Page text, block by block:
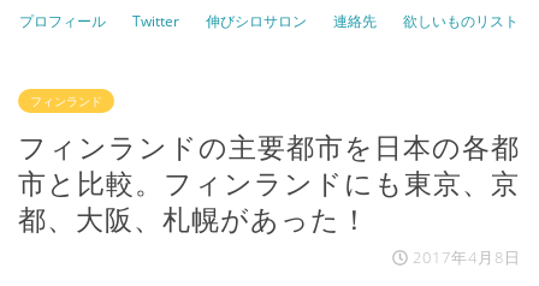
プロフィール Twitter 伸びシロサロン 連絡先 欲しいものリスト
フィンランド
フィンランドの主要都市を日本の各都
市と比較。フィンランドにも東京、京
都、大阪、札幌があった！
2017年4月8日